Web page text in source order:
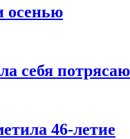
осенью
себя
46-летие